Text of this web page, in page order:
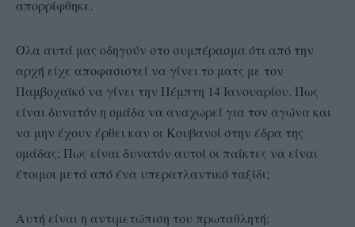
απορρίφθηκε.
Όλα αυτά μας οδηγούν στο συμπέρασμα ότι από την
αρχή είχε αποφασιστεί να γίνει το ματς με τον
Παμβοχαϊκό να γίνει την Πέμπτη 14 Ιανουαρίου. Πως
είναι δυνατόν η ομάδα να αναχωρεί για τον αγώνα και
να μην έχουν έρθει καν οι Κουβανοί στην έδρα της
ομάδας; Πως είναι δυνατόν αυτοί οι παίκτες να είναι
έτοιμοι μετά από ένα υπερατλαντικό ταξίδι;
Αυτή είναι η αντιμετώπιση του πρωταθλητή;